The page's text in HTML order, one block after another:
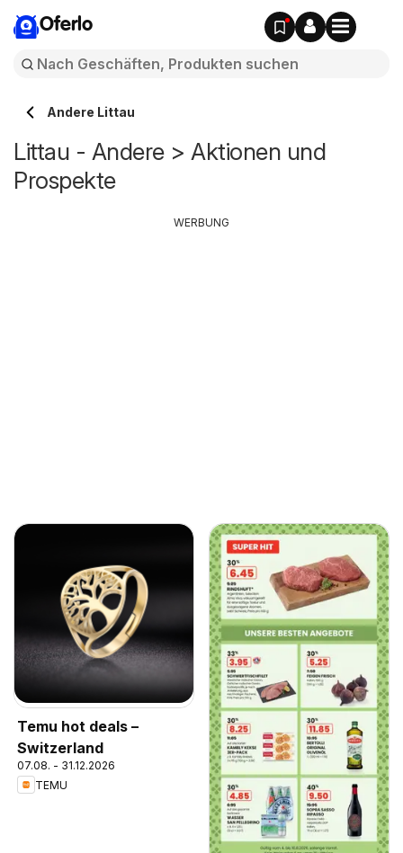
Oferlo
Andere Littau
Littau - Andere > Aktionen und
Prospekte
Temu hot deals –
Switzerland
07.08. - 31.12.2026
TEMU
WERBUNG